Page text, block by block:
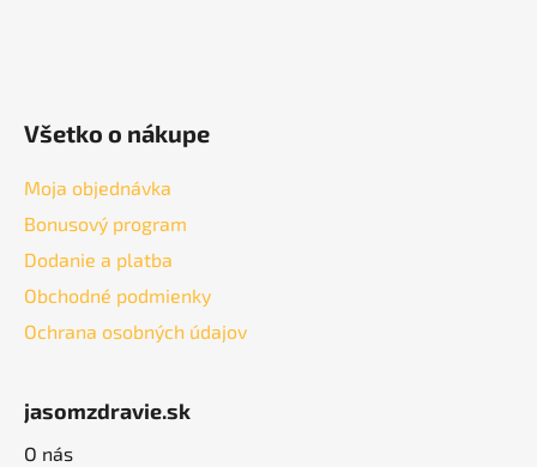
Všetko o nákupe
Moja objednávka
Bonusový program
Dodanie a platba
Obchodné podmienky
Ochrana osobných údajov
jasomzdravie.sk
O nás